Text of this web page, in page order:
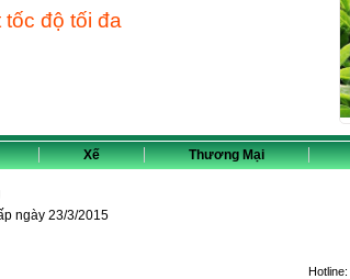
độ tối đa
Xế Thương Mại
ngày 23/3/2015
Hotline: